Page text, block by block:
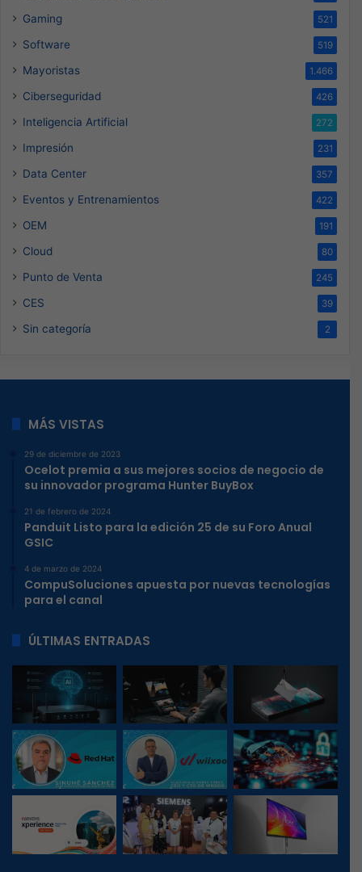
Gaming 521
Software 519
Mayoristas 1.466
Ciberseguridad 426
Inteligencia Artificial 272
Impresión 231
Data Center 357
Eventos y Entrenamientos 422
OEM 191
Cloud 80
Punto de Venta 245
CES 39
Sin categoría 2
MÁS VISTAS
29 de diciembre de 2023
Ocelot premia a sus mejores socios de negocio de
su innovador programa Hunter BuyBox
21 de febrero de 2024
Panduit Listo para la edición 25 de su Foro Anual
GSIC
4 de marzo de 2024
CompuSoluciones apuesta por nuevas tecnologías
para el canal
ÚLTIMAS ENTRADAS